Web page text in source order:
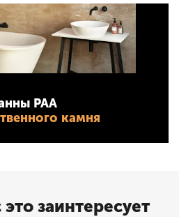
PAA
камня
заинтересует